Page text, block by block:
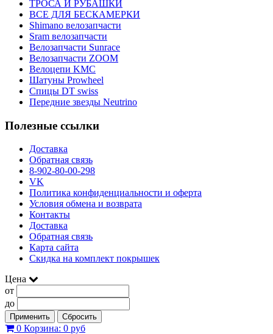
ТРОСА И РУБАШКИ
ВСЕ ДЛЯ БЕСКАМЕРКИ
Shimano велозапчасти
Sram велозапчасти
Велозапчасти Sunrace
Велозапчасти ZOOM
Велоцепи KMC
Шатуны Prowheel
Спицы DT swiss
Передние звезды Neutrino
Полезные ссылки
Доставка
Обратная связь
8-902-80-00-298
VK
Политика конфиденциальности и оферта
Условия обмена и возврата
Контакты
Доставка
Обратная связь
Карта сайта
Скидка на комплект покрышек
Цена
от
до
Применить Сбросить
0 Корзина: 0 руб